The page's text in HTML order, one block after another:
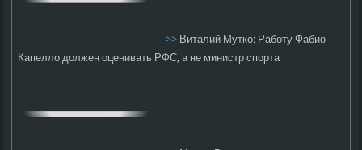
>>Виталий Мутко: Работу Фабио
Капелло должен оценивать РФС, а не министр спорта